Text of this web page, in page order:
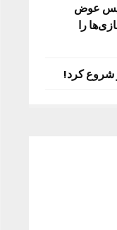
عوض
را
شروع کرد!